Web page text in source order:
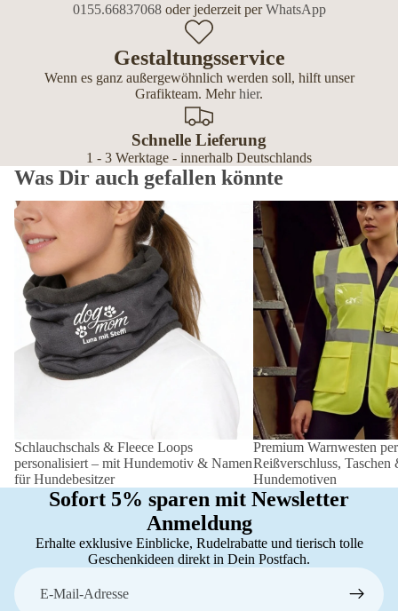
0155.66837068oder jederzeit perWhatsApp
Gestaltungsservice
Wenn es ganz außergewöhnlich werden soll, hilft unser
Grafikteam. Mehrhier.
Schnelle Lieferung
1 - 3 Werktage - innerhalb Deutschlands
Was Dir auch gefallen könnte
Schlauchschals & Fleece Loops personalisiert – mit Hundemotiv &
Schlauchschals & Fleece Loops
personalisiert – mit Hundemotiv & Namen
für Hundebesitzer
Premium Warnwesten
Premium Warnwesten
Reißverschluss, Taschen
Hundemotiven
Sofort 5% sparen mit Newsletter
Anmeldung
Erhalte exklusive Einblicke, Rudelrabatte und tierisch tolle
Geschenkideen direkt in Dein Postfach.
E-Mail